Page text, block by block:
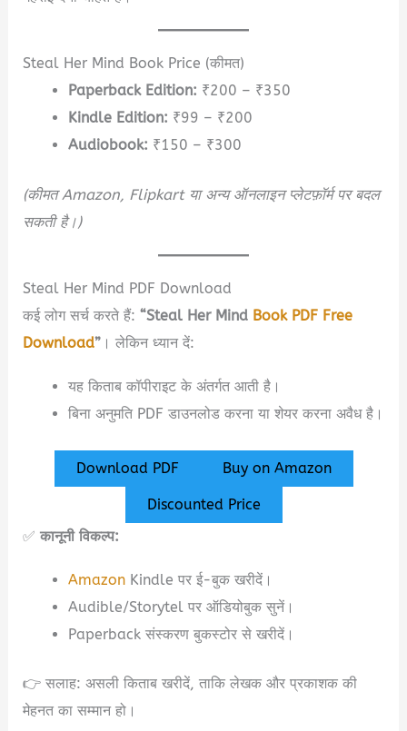
Steal Her Mind Book Price (कीमत)
Paperback Edition: ₹200 – ₹350
Kindle Edition: ₹99 – ₹200
Audiobook: ₹150 – ₹300
(कीमत Amazon, Flipkart या अन्य ऑनलाइन प्लेटफ़ॉर्म पर बदल
सकती है।)
Steal Her Mind PDF Download
कई लोग सर्च करते हैं:“Steal Her Mind Book PDF Free
Download” । लेकिन ध्यान दें:
यह किताब कॉपीराइट के अंतर्गत आती है।
बिना अनुमति PDF डाउनलोड करना या शेयर करना अवैध है।
Download PDF Buy on Amazon
Discounted Price
✅कानूनी विकल्प:
Amazon Kindle पर ई-बुक खरीदें।
Audible/Storytel पर ऑडियोबुक सुनें।
Paperback संस्करण बुकस्टोर से खरीदें।
👉 सलाह: असली किताब खरीदें, ताकि लेखक और प्रकाशक की
मेहनत का सम्मान हो।